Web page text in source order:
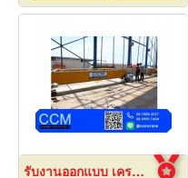
รับงานออกแบบ เครนโรงงาน